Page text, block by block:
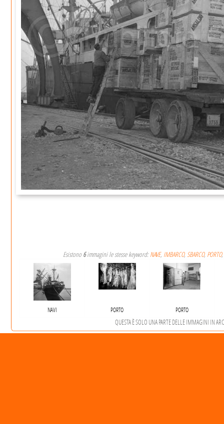
Esistono 6immagini le stesse keyword:NAVE, IMBARCO, SBARCO, PORTO,
NAVI PORTO PORTO
QUESTA È SOLO UNA PARTE DELLE IMMAGINI IN